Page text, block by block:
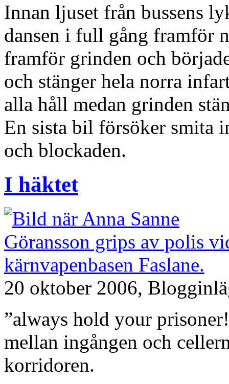
Innan ljuset från bussens
dansen i full gång framför
framför grinden och
och stänger hela norra
alla håll medan grinden
En sista bil försöker smita
och blockaden.
I häktet
20 oktober 2006,
”always hold your
mellan ingången och
korridoren.